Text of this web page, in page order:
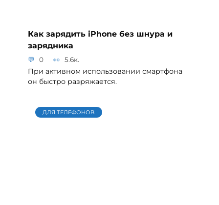
Как зарядить iPhone без шнура и
зарядника
0 5.6к.
При активном использовании смартфона
он быстро разряжается.
ДЛЯ ТЕЛЕФОНОВ